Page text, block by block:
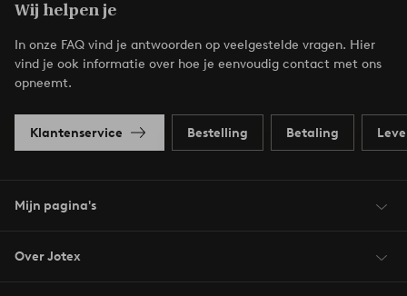
Wij helpen je
In onze FAQ vind je antwoorden op veelgestelde vragen. Hier
vind je ook informatie over hoe je eenvoudig contact met ons
opneemt.
Klantenservice Bestelling Betaling
Mijn pagina's
Over Jotex